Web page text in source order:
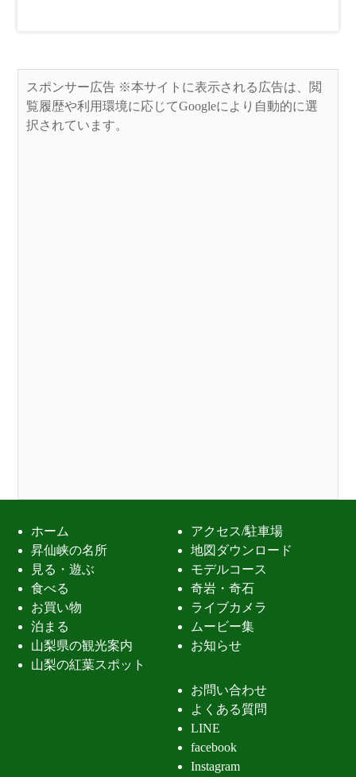
スポンサー広告 ※本サイトに表示される広告は、閲
覧履歴や利用環境に応じてGoogleにより自動的に選
択されています。
ホーム
昇仙峡の名所
見る・遊ぶ
食べる
お買い物
泊まる
山梨県の観光案内
山梨の紅葉スポット
アクセス/駐車場
地図ダウンロード
モデルコース
奇岩・奇石
ライブカメラ
ムービー集
お知らせ
お問い合わせ
よくある質問
LINE
facebook
Instagram